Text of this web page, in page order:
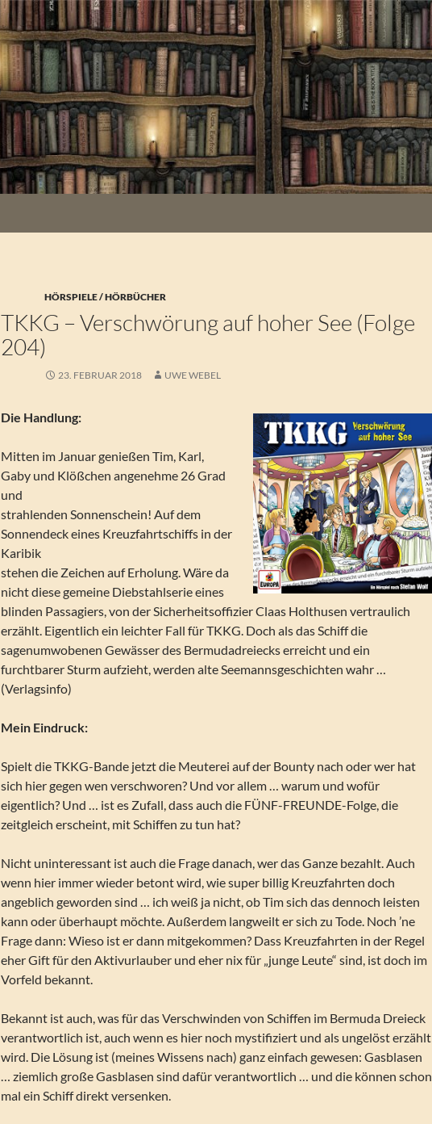
HÖRSPIELE / HÖRBÜCHER
TKKG – Verschwörung auf hoher See (Folge
204)
23. FEBRUAR 2018 UWE WEBEL
Die Handlung:
Mitten im Januar genießen Tim, Karl,
Gaby und Klößchen angenehme 26 Grad
und
strahlenden Sonnenschein! Auf dem
Sonnendeck eines Kreuzfahrtschiffs in der
Karibik
stehen die Zeichen auf Erholung. Wäre da
nicht diese gemeine Diebstahlserie eines
blinden Passagiers, von der Sicherheitsoffizier Claas Holthusen vertraulich
erzählt. Eigentlich ein leichter Fall für TKKG. Doch als das Schiff die
sagenumwobenen Gewässer des Bermudadreiecks erreicht und ein
furchtbarer Sturm aufzieht, werden alte Seemannsgeschichten wahr …
(Verlagsinfo)
Mein Eindruck:
Spielt die TKKG-Bande jetzt die Meuterei auf der Bounty nach oder wer hat
sich hier gegen wen verschworen? Und vor allem … warum und wofür
eigentlich? Und … ist es Zufall, dass auch die FÜNF-FREUNDE-Folge, die
zeitgleich erscheint, mit Schiffen zu tun hat?
Nicht uninteressant ist auch die Frage danach, wer das Ganze bezahlt. Auch
wenn hier immer wieder betont wird, wie super billig Kreuzfahrten doch
angeblich geworden sind … ich weiß ja nicht, ob Tim sich das dennoch leisten
kann oder überhaupt möchte. Außerdem langweilt er sich zu Tode. Noch ’ne
Frage dann: Wieso ist er dann mitgekommen? Dass Kreuzfahrten in der Regel
eher Gift für den Aktivurlauber und eher nix für „junge Leute“ sind, ist doch im
Vorfeld bekannt.
Bekannt ist auch, was für das Verschwinden von Schiffen im Bermuda Dreieck
verantwortlich ist, auch wenn es hier noch mystifiziert und als ungelöst erzählt
wird. Die Lösung ist (meines Wissens nach) ganz einfach gewesen: Gasblasen
… ziemlich große Gasblasen sind dafür verantwortlich … und die können schon
mal ein Schiff direkt versenken.